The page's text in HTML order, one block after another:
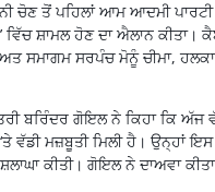
ਚੋਣ ਤੋਂ ਪਹਿਲਾਂ ਆਮ ਆਦਮੀ
ਸ਼ਾਮਲ ਹੋਣ ਦਾ ਐਲਾਨ
ਸਮਾਗਮ ਸਰਪੰਚ ਮੋਨੂੰ ਚੀਮਾ,
ਗੋਇਲ ਨੇ ਕਿਹਾ ਕਿ ਅੱਜ
‘ਤੇ ਵੱਡੀ ਮਜ਼ਬੂਤੀ ਮਿਲੀ ਹੈ।
ਕੀਤੀ। ਗੋਇਲ ਨੇ ਦਾਅਵਾ